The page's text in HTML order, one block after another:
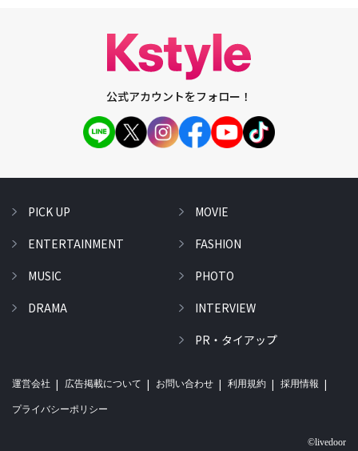
公式アカウントをフォロー！
PICK UP
ENTERTAINMENT
MUSIC
DRAMA
MOVIE
FASHION
PHOTO
INTERVIEW
PR・タイアップ
運営会社 広告掲載について お問い合わせ 利用規約 採用情報
プライバシーポリシー
©livedoor